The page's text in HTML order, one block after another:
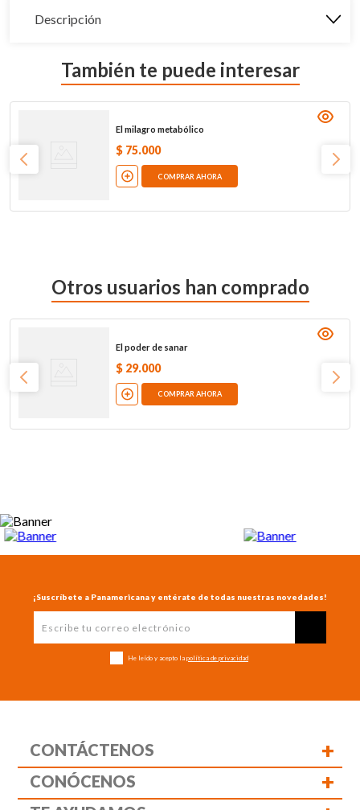
Descripción
También te puede interesar
El milagro metabólico
$ 75.000
COMPRAR AHORA
Otros usuarios han comprado
El poder de sanar
$ 29.000
COMPRAR AHORA
¡Suscríbete a Panamericana y entérate de todas nuestras novedades!
He leído y acepto la política de privacidad
CONTÁCTENOS +
CONÓCENOS +